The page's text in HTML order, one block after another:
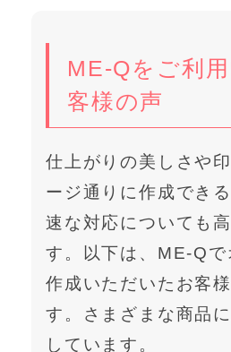
ME-Qをご利
客様の声
仕上がりの美しさや
ージ通りに作成でき
速な対応についても
す。以下は、ME-Q
作成いただいたお客
す。さまざまな商品
しています。